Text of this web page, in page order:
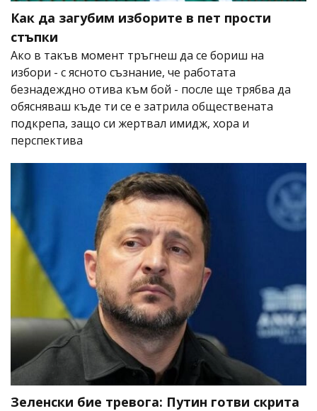
Как да загубим изборите в пет прости
стъпки
Ако в такъв момент тръгнеш да се бориш на
избори - с ясното съзнание, че работата
безнадеждно отива към бой - после ще трябва да
обясняваш къде ти се е затрила обществената
подкрепа, защо си жертвал имидж, хора и
перспектива
Зеленски бие тревога: Путин готви скрита